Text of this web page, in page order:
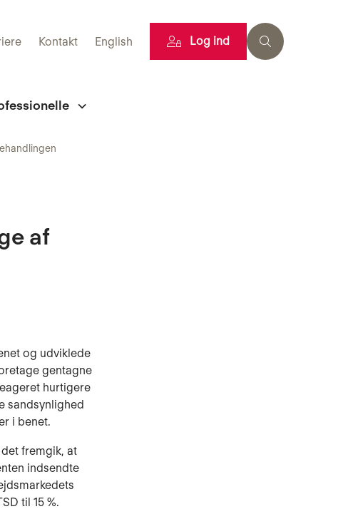
Kontakt English Log ind
af
og udviklede
gentagne
hurtigere
sandsynlighed
i benet.
fremgik, at
indsendte
til 15 %.